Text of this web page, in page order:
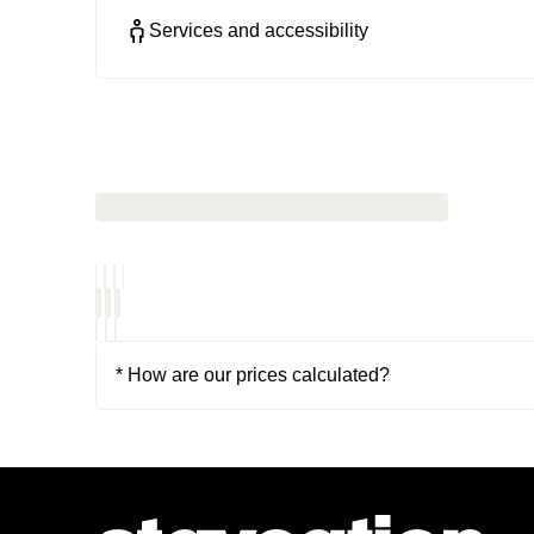
Services and accessibility
* How are our prices calculated?